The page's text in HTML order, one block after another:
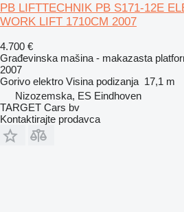
PB LIFTTECHNIK PB S171-12E
WORK LIFT 1710CM 2007
4.700 €
Građevinska mašina - makazasta
2007
Gorivo elektro Visina podizanja 17,1 m
Nizozemska, ES Eindhoven
TARGET Cars bv
Kontaktirajte prodavca